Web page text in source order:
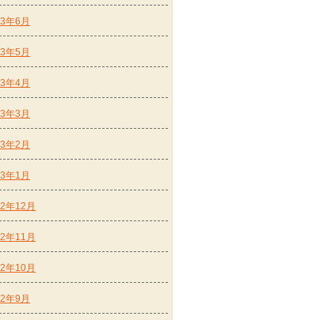
年6月
年5月
年4月
年3月
年2月
年1月
年12月
年11月
年10月
年9月